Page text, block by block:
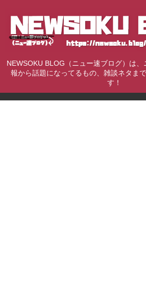
NEWSOKU BLOG（ニュー速ブログ）は
報から話題になってるもの、雑談ネタま
す！